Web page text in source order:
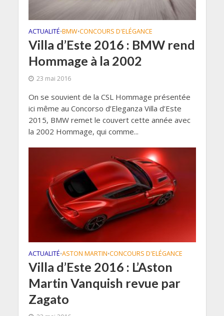
ACTUALITÉ•BMW•CONCOURS D'ELÉGANCE
Villa d’Este 2016 : BMW rend
Hommage à la 2002
23 mai 2016
On se souvient de la CSL Hommage présentée
ici même au Concorso d’Eleganza Villa d’Este
2015, BMW remet le couvert cette année avec
la 2002 Hommage, qui comme...
ACTUALITÉ•ASTON MARTIN•CONCOURS D'ELÉGANCE
Villa d’Este 2016 : L’Aston
Martin Vanquish revue par
Zagato